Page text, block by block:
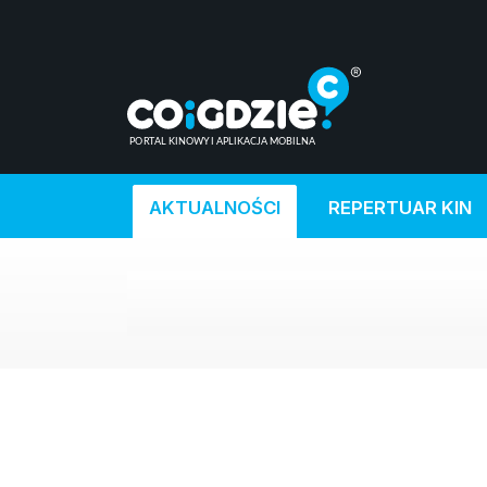
AKTUALNOŚCI REPERTUAR KIN